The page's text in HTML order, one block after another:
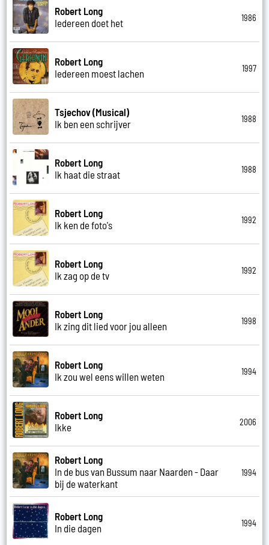
Robert Long
Iedereen doet het
1986
Robert Long
Iedereen moest lachen
1997
Tsjechov (Musical)
Ik ben een schrijver
1988
Robert Long
Ik haat die straat
1988
Robert Long
Ik ken de foto's
1992
Robert Long
Ik zag op de tv
1992
Robert Long
Ik zing dit lied voor jou alleen
1998
Robert Long
Ik zou wel eens willen weten
1994
Robert Long
Ikke
2006
Robert Long
In de bus van Bussum naar Naarden - Daar
bij de waterkant
1994
Robert Long
In die dagen
1994